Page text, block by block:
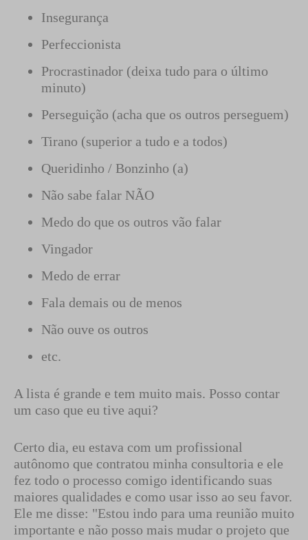
Insegurança
Perfeccionista
Procrastinador (deixa tudo para o último
minuto)
Perseguição (acha que os outros perseguem)
Tirano (superior a tudo e a todos)
Queridinho / Bonzinho (a)
Não sabe falar NÃO
Medo do que os outros vão falar
Vingador
Medo de errar
Fala demais ou de menos
Não ouve os outros
etc.
A lista é grande e tem muito mais. Posso contar
um caso que eu tive aqui?
Certo dia, eu estava com um profissional
autônomo que contratou minha consultoria e ele
fez todo o processo comigo identificando suas
maiores qualidades e como usar isso ao seu favor.
Ele me disse: "Estou indo para uma reunião muito
importante e não posso mais mudar o projeto que